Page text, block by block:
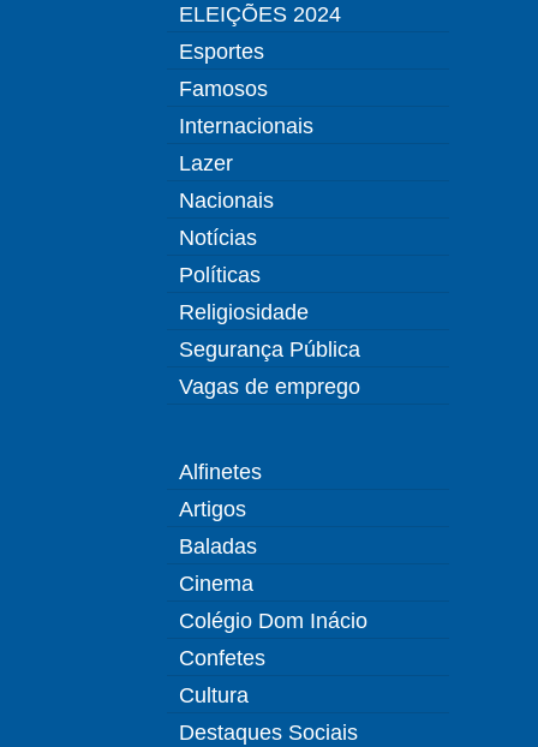
ELEIÇÕES 2024
Esportes
Famosos
Internacionais
Lazer
Nacionais
Notícias
Políticas
Religiosidade
Segurança Pública
Vagas de emprego
Alfinetes
Artigos
Baladas
Cinema
Colégio Dom Inácio
Confetes
Cultura
Destaques Sociais